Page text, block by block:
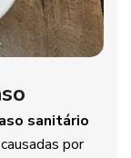
sanitário
por